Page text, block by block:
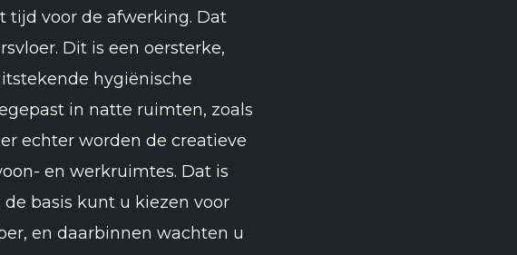
tijd voor de afwerking. Dat
Dit is een oersterke,
hygiënische
in natte ruimten, zoals
echter worden de creatieve
en werkruimtes. Dat is
basis kunt u kiezen voor
en daarbinnen wachten u